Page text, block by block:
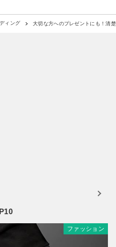
ィング 大切な方へのプレゼントにも！清
ファッション